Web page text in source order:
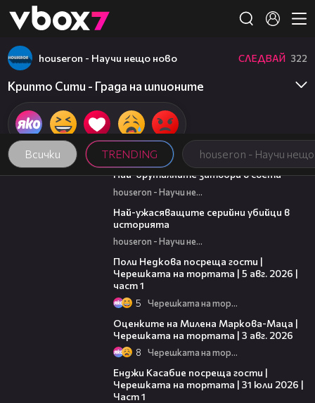
👾
Всички TRENDING houseron - Научи
houseron - Научи нещо ново СЛЕДВАЙ 322
Крипто Сити - Града на шпионите
07:37
Най-бруталните затвори в света
houseron - Научи нещо ново
Най-ужасяващите серийни убийци в
историята
houseron - Научи нещо ново
Поли Недкова посреща гости |
Черешката на тортата | 5 авг. 2026 |
част 1
5 Черешката на тортата
Оценките на Милена Маркова-Маца |
Черешката на тортата | 3 авг. 2026
8 Черешката на тортата
Енджи Касабие посреща гости |
Черешката на тортата | 31 юли 2026 |
Част 1